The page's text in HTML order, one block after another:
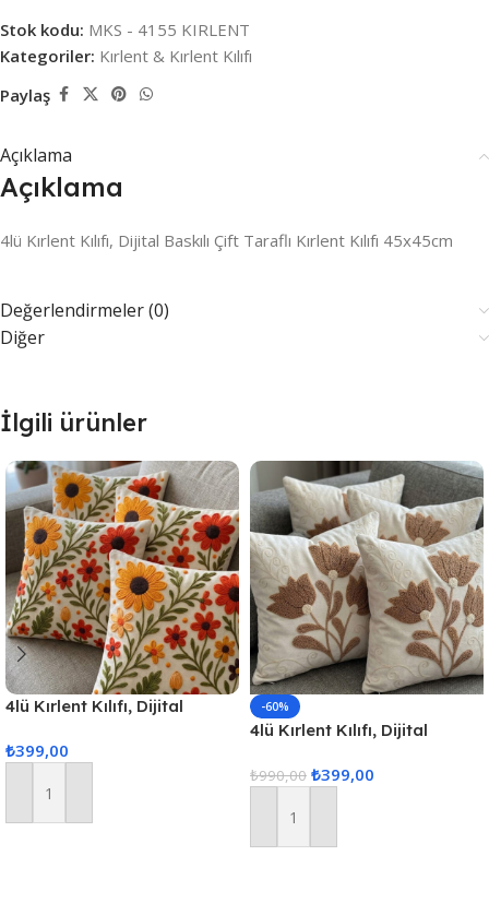
Stok kodu: MKS - 4155 KIRLENT
Kategoriler: Kırlent & Kırlent Kılıfı
Paylaş
Açıklama
Açıklama
4lü Kırlent Kılıfı, Dijital Baskılı Çift Taraflı Kırlent Kılıfı 45x45cm
Değerlendirmeler (0)
Diğer
İlgili ürünler
4lü Kırlent Kılıfı, Dijital
Kılıfı 45x45cm
₺399,00
Sepete Ekle
-60%
4lü Kırlent Kılıfı, Dijital
Kılıfı 45x45cm
₺990,00 ₺399,00
Sepete Ekle